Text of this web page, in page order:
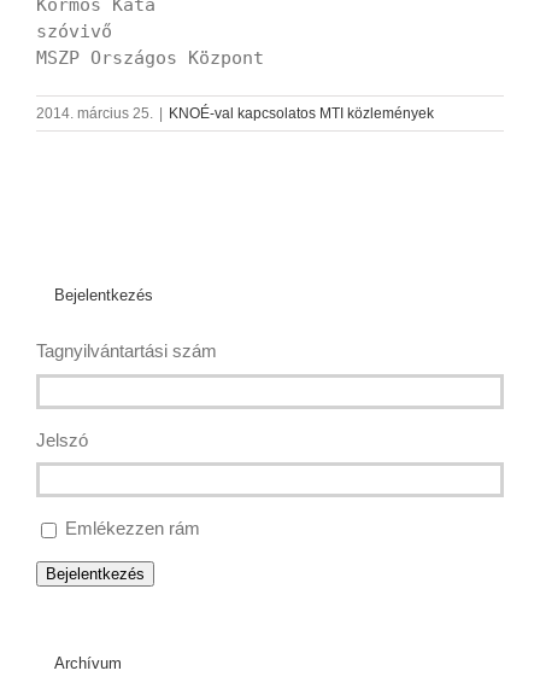
Kormos Kata
szóvivő
MSZP Országos Központ
2014. március 25. | KNOÉ-val kapcsolatos MTI közlemények
Bejelentkezés
Tagnyilvántartási szám
Jelszó
Emlékezzen rám
Bejelentkezés
Archívum